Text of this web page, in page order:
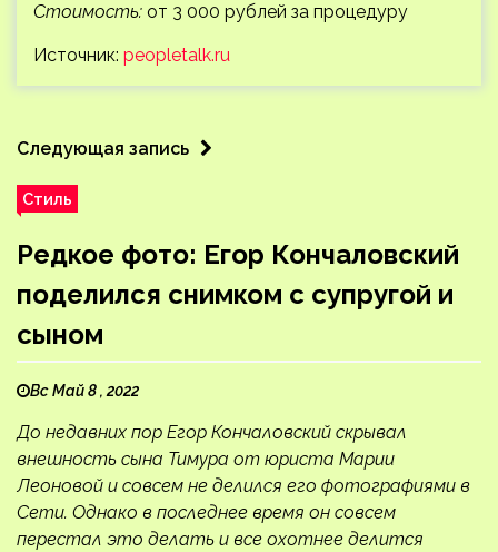
Стоимость: от 3 000 рублей за процедуру
Источник: peopletalk.ru
Следующая запись
Стиль
Редкое фото: Егор Кончаловский
поделился снимком с супругой и
сыном
Вс Май 8 , 2022
До недавних пор Егор Кончаловский скрывал
внешность сына Тимура от юриста Марии
Леоновой и совсем не делился его фотографиями в
Сети. Однако в последнее время он совсем
перестал это делать и все охотнее делится